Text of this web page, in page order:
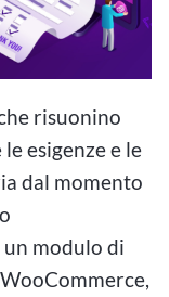
risuonino
esigenze e le
dal momento
modulo di